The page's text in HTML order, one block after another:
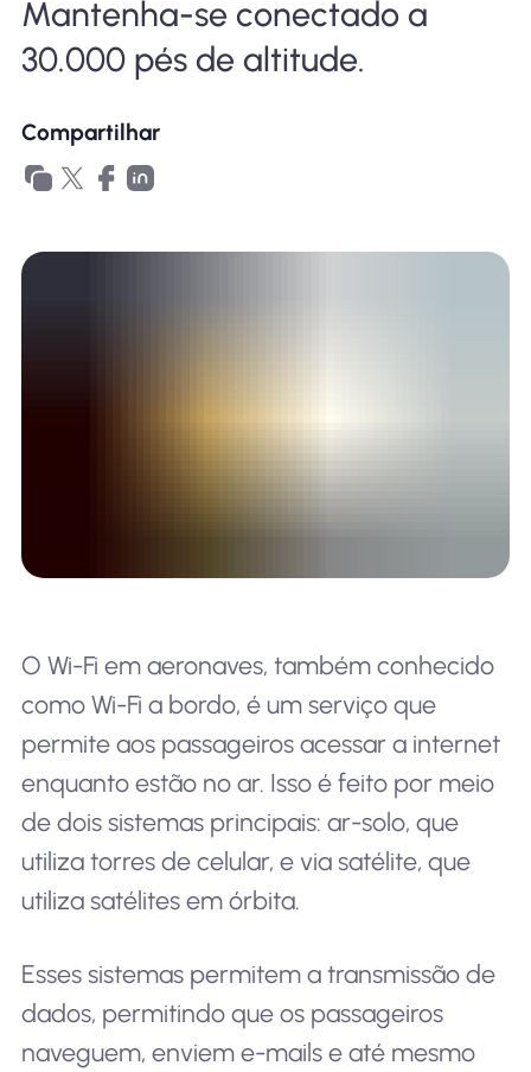
Para negócios
Mantenha-se conectado a
30.000 pés de altitude.
Compartilhar
O Wi-Fi em aeronaves, também conhecido
como Wi-Fi a bordo, é um serviço que
permite aos passageiros acessar a internet
enquanto estão no ar. Isso é feito por meio
de dois sistemas principais: ar-solo, que
utiliza torres de celular, e via satélite, que
utiliza satélites em órbita.
Esses sistemas permitem a transmissão de
dados, permitindo que os passageiros
naveguem, enviem e-mails e até mesmo